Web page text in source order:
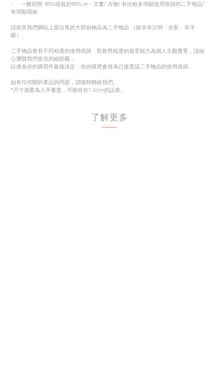
• 一般狀態: 85%或低於85% or - 古董/ 古物/ 有比較多明顯使用痕跡的二手物品/
有明顯瑕疵
請留意我們網站上面出售的大部份物品為二手物品 （除非有注明「全新」等字
眼）。
二手物品會有不同程度的使用痕跡，對新舊程度的接受能力為個人主觀覺受，請細
心瀏覽我們提供的細節圖，
以便為你的購買作最後決定，你的購買會視為已接受該二手物品的使用痕跡。
如有任何關於產品的問題，請隨時聯絡我們。
*尺寸測量為人手量度，可能存在1-2cm的誤差。
了解更多